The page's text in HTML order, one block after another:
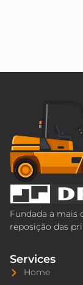
Fundada a mais
reposição das
Services
Home